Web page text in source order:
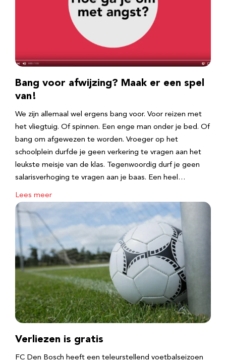
Bang voor afwijzing? Maak er een spel
van!
We zijn allemaal wel ergens bang voor. Voor reizen met
het vliegtuig. Of spinnen. Een enge man onder je bed. Of
bang om afgewezen te worden. Vroeger op het
schoolplein durfde je geen verkering te vragen aan het
leukste meisje van de klas. Tegenwoordig durf je geen
salarisverhoging te vragen aan je baas. Een heel…
Lees meer
Verliezen is gratis
FC Den Bosch heeft een teleurstellend voetbalseizoen